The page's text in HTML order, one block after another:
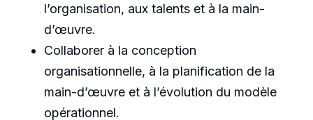
l’organisation, aux talents et à la main-
d’œuvre.
Collaborer à la conception
organisationnelle, à la planification de la
main-d’œuvre et à l’évolution du modèle
opérationnel.